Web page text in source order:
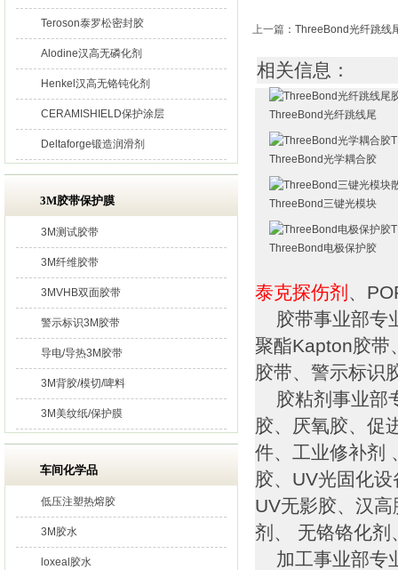
Teroson泰罗松密封胶
Alodine汉高无磷化剂
Henkel汉高无铬钝化剂
CERAMISHIELD保护涂层
Deltaforge锻造润滑剂
3M胶带保护膜
3M测试胶带
3M纤维胶带
3MVHB双面胶带
警示标识3M胶带
导电/导热3M胶带
3M背胶/模切/啤料
3M美纹纸/保护膜
车间化学品
低压注塑热熔胶
3M胶水
loxeal胶水
上一篇 ： ThreeBond光纤跳线
相关信息：
ThreeBond光纤跳线尾
ThreeBond光学耦合胶
ThreeBond三键光模块
ThreeBond电极保护胶
泰克探伤剂 、
胶带事业部专
聚酯Kapton胶带
胶带、警示标识
胶粘剂事业部
胶、厌氧胶、促
件、工业修补剂
胶、UV光固化
UV无影胶、汉
剂、 无铬铬化剂
加工事业部专